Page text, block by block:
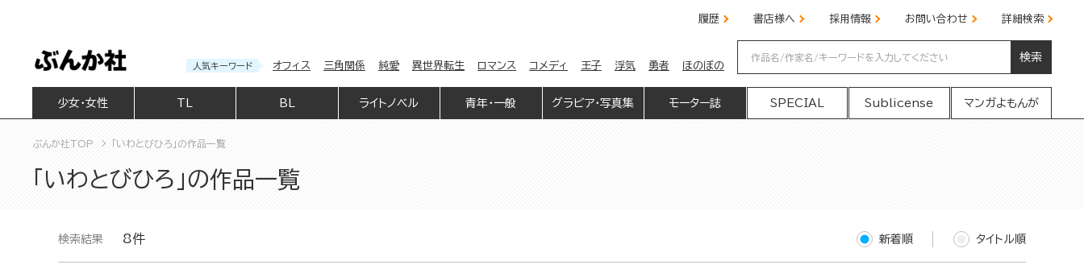
履歴 書店様へ 採用情報 お問い合わせ 詳細検索
人気キーワード オフィス 三角関係 純愛 異世界転生 ロマンス コメディ 王子 浮気 勇者 ほのぼの
検索
少女・女性 BL ライトノベル 青年・一般 グラビア・写真集 モーター誌 SPECIAL Sublicense マンガよもんが
ぶんか社TOP 「いわとびひろ」の作品一覧
「いわとびひろ」の作品一覧
検索結果 8件 新着順 タイトル順